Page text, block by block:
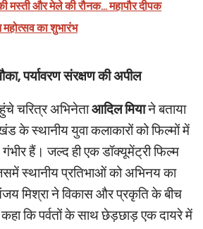
मस्ती और मेले की रौनक... महापौर दीपक
महोत्सव का शुभारंभ
पर्यावरण संरक्षण की अपील
चरित्र अभिनेताआदिल मियाने बताया
के स्थानीय युवा कलाकारों को फिल्मों में
हैं। जल्द ही एक डॉक्यूमेंट्री फिल्म
स्थानीय प्रतिभाओं को अभिनय का
मिश्रा ने विकास और प्रकृति के बीच
कि पर्वतों के साथ छेड़छाड़ एक दायरे में